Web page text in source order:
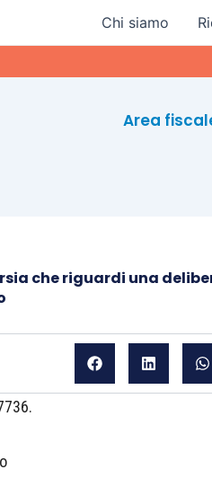
Chi siamo
Area
che riguardi una